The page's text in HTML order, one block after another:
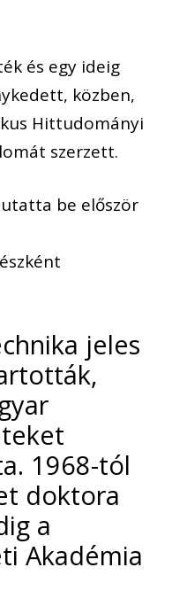
és egy ideig
közben,
Hittudományi
szerzett.
be először
jeles
1968-tól
doktora
a
Akadémia